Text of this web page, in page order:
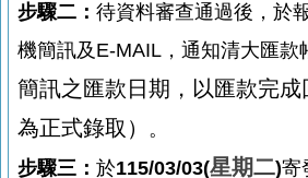
步驟二： 待資料審查通過後，於
機簡訊及E-MAIL，通知清大匯款
簡訊之匯款日期，以匯款完
為正式錄取） 。
步驟三： 於115/03/03(星期二)寄